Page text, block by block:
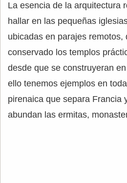
La esencia de la arquitectura
hallar en las pequeñas
ubicadas en parajes remotos,
conservado los templos
desde que se construyeran
ello tenemos ejemplos en
pirenaica que separa Francia
abundan las ermitas,